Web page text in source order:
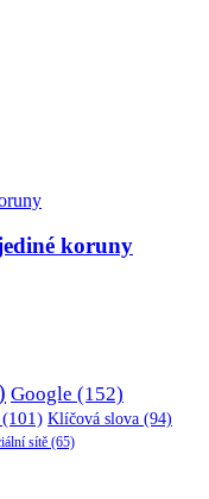
koruny
Google (152)
(101) Klíčová slova (94)
sítě (65)